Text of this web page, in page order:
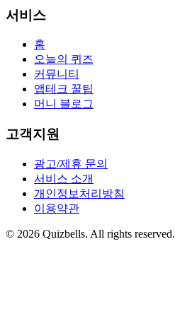
서비스
홈
오늘의 퀴즈
커뮤니티
앱테크 꿀팁
머니 블로그
고객지원
광고/제휴 문의
서비스 소개
개인정보처리방침
이용약관
© 2026 Quizbells. All rights reserved.